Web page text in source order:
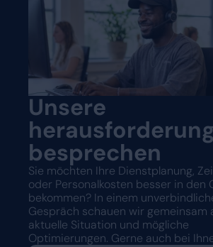
Unsere
besprechen
Sie möchten Ihre Dienstplanung,
oder Personalkosten besser in den
bekommen? In einem
Gespräch schauen wir gemeinsam
aktuelle Situation und mögliche
Optimierungen. Gerne auch bei